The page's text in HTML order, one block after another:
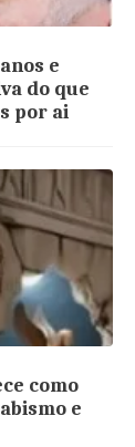
e
do que
por ai
como
e